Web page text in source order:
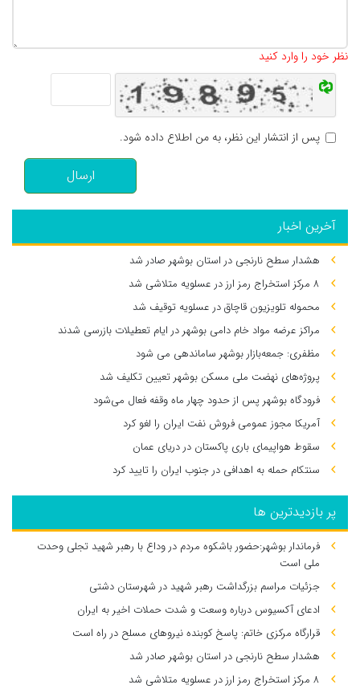
نظر خود را وارد کنید
پس از انتشار این نظر، به من اطلاع داده شود.
ارسال
آخرین اخبار
هشدار سطح نارنجی در استان بوشهر صادر شد
۸ مرکز استخراج رمز ارز در عسلویه متلاشی شد
محموله تلویزیون قاچاق در عسلویه توقیف شد
مراکز عرضه مواد خام دامی بوشهر در ایام تعطیلات بازرسی شدند
مظفری: جمعه‌بازار بوشهر ساماندهی می‌ شود
پروژه‌های نهضت ملی مسکن بوشهر تعیین تکلیف شد
فرودگاه بوشهر پس از حدود چهار ماه وقفه فعال می‌شود
آمریکا مجوز عمومی فروش نفت ایران را لغو کرد
سقوط هواپیمای باری پاکستان در دریای عمان
سنتکام حمله به اهدافی در جنوب ایران را تایید کرد
پر بازدیدترین ها
فرماندار بوشهر:حضور باشکوه مردم در وداع با رهبر شهید تجلی وحدت
ملی است
جزئیات مراسم بزرگداشت رهبر شهید در شهرستان دشتی
ادعای آکسیوس درباره وسعت و شدت حملات اخیر به ایران
قرارگاه مرکزی خاتم: پاسخ کوبنده نیروهای مسلح در راه است
هشدار سطح نارنجی در استان بوشهر صادر شد
۸ مرکز استخراج رمز ارز در عسلویه متلاشی شد